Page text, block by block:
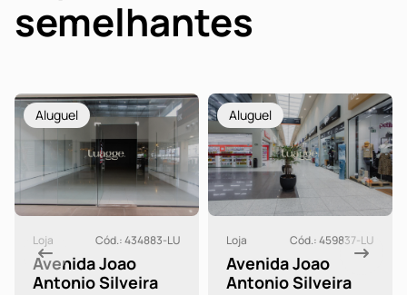
semelhantes
Aluguel
Loja Cód.: 434883-LU
Avenida Joao
Antonio Silveira
Aluguel
Loja Cód.: 459837-LU
Avenida Joao
Antonio Silveira